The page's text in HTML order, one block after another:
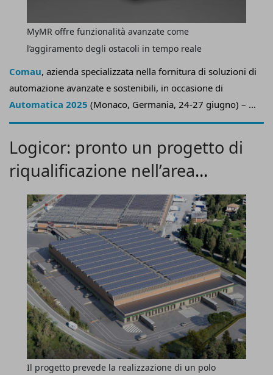
Comau, azienda specializzata nella fornitura di soluzioni di
automazione avanzate e sostenibili, in occasione di
Automatica 2025 (Monaco, Germania, 24-27 giugno) – la
principale fiera internazionale per l’automazione e la
mobili autonomi (Amr), progettata persoddisfare le
crescenti esigenze di intralogistica nei settori della
in generale, degli ambienti altamente automatizzati.
MyMR offre funzionalità avanzate come
l’aggiramento degli ostacoli in tempo reale
Logicor: pronto un progetto di
riqualificazione nell’area
genovese
Il progetto prevede la realizzazione di un polo